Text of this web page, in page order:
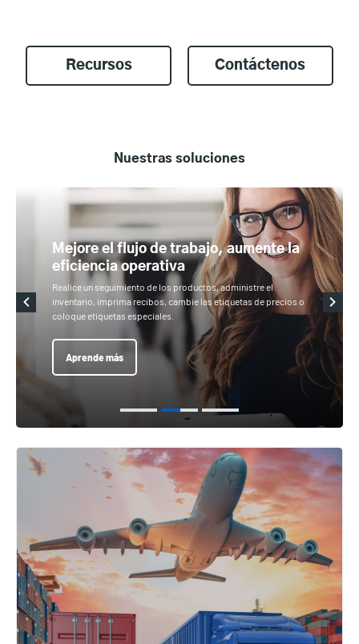
Recursos Contáctenos
Nuestras soluciones
Mejore el flujo de trabajo, aumente la
eficiencia operativa
Realice un seguimiento de los productos, administre el
inventario, imprima recibos, cambie las etiquetas de precios o
coloque etiquetas especiales.
Aprende más